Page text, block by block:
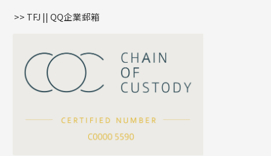
公司名稱
嘴唇鏈系列
S車花鏈系列
珍珠鏈系列
坦克鏈系列
滿天星鏈系列
方假繩鏈系列
星座吊墜
珠扣
>> TFJ || QQ企業郵箱